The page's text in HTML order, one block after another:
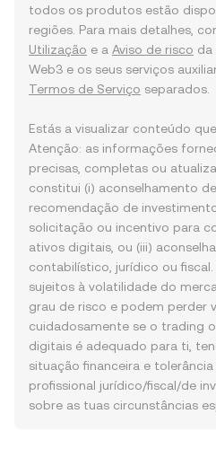
todos os produtos estão
regiões. Para mais detalhes,
Utilização e a Aviso de risco da
Web3 e os seus serviços
Termos de Serviço separados.
Estás a visualizar conteúdo
Atenção: as informações
precisas, completas ou
constitui (i) aconselhamento
recomendação de
solicitação ou incentivo para
ativos digitais, ou (iii)
contabilístico, jurídico ou
sujeitos à volatilidade do
grau de risco e podem perder
cuidadosamente se o trading
digitais é adequado para ti,
situação financeira e
profissional jurídico/fiscal/de
sobre as tuas circunstâncias